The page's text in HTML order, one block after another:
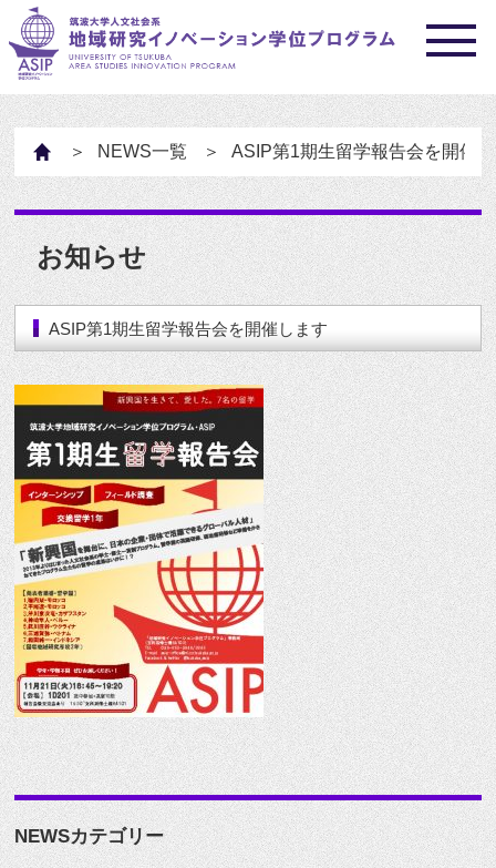
HOME NEWS一覧 ASIP第1期生留学報告会を開催
お知らせ
ASIP第1期生留学報告会を開催します
NEWSカテゴリー